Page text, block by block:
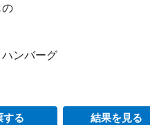
ンバーグ
する 結果を見る